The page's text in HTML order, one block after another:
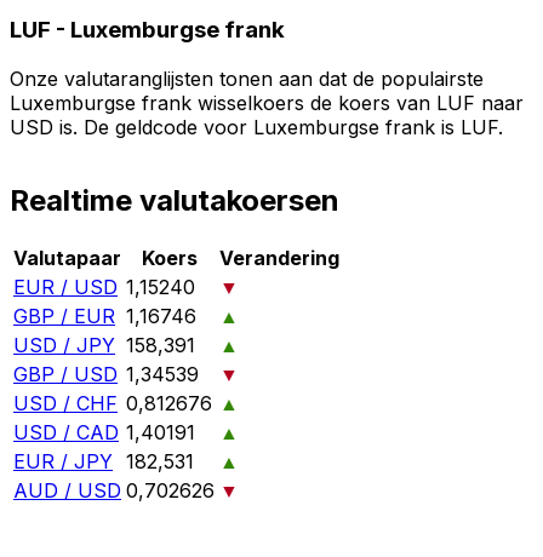
LUF - Luxemburgse frank
Onze valutaranglijsten tonen aan dat de populairste
Luxemburgse frank wisselkoers de koers van LUF naar
USD is. De geldcode voor Luxemburgse frank is LUF.
Realtime valutakoersen
Valutapaar Koers
Verandering
EUR / USD 1,15240
▼
GBP / EUR 1,16746
▲
USD / JPY 158,391
▲
GBP / USD 1,34539
▼
USD / CHF 0,812676 ▲
USD / CAD 1,40191
▲
EUR / JPY 182,531
▲
AUD / USD 0,702626 ▼